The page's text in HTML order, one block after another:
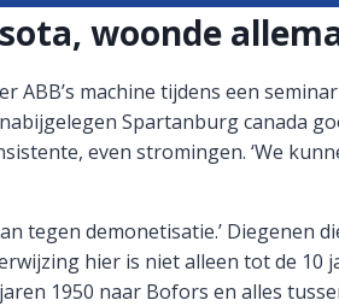
woonde
ABB’s machine tijdens een
Spartanburg canada
even stromingen. ‘We
tegen demonetisatie.’ Diegenen
hier is niet alleen tot de 10
1950 naar Bofors en alles